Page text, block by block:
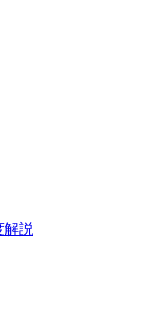
解説